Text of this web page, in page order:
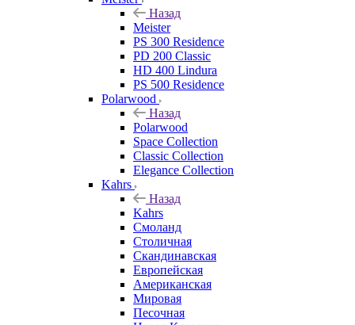
Назад
Meister
PS 300 Residence
PD 200 Classic
HD 400 Lindura
PS 500 Residence
Polarwood
Назад
Polarwood
Space Collection
Classic Collection
Elegance Collection
Kahrs
Назад
Kahrs
Смоланд
Столичная
Скандинавская
Европейская
Американская
Мировая
Песочная